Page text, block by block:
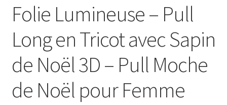
Folie Lumineuse – Pull
Long en Tricot avec Sapin
de Noël 3D – Pull Moche
de Noël pour Femme